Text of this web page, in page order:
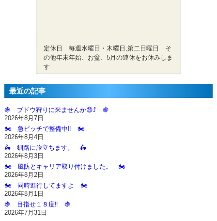
定休日 毎週水曜日・木曜日,第二日曜日 そ
の他年末年始、お盆、5月の連休をお休みしま
す
最近の記事
🍇 ブドウ狩りに来ませんか😄⤴️ 🍇
2026年8月7日
🏍️ 急ピッチで整備中‼️ 🏍️
2026年8月4日
🛵 釧路に旅立ちます。 🛵
2026年8月3日
🏍️ 風防とキャリア取り付けました。 🏍️
2026年8月2日
🏍️ 同時進行してますよ 🏍️
2026年8月1日
🍇 目指せ１８度‼️ 🍇
2026年7月31日